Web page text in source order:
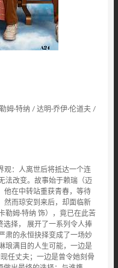
姆·特纳 / 达明·乔伊·伦道夫 /
观：人离世后将抵达一个连
法改变。故事始于赖瑞（迈
他在中转站重获青春，等待
然而琼安到来后，却面临新
姆·特纳 饰），竟已在此苦
选择， 展开了一系列令人捧
肃的永恒抉择变成了一场妙
琅满目的人生可能，一边是
任丈夫；一边是曾令她刻骨